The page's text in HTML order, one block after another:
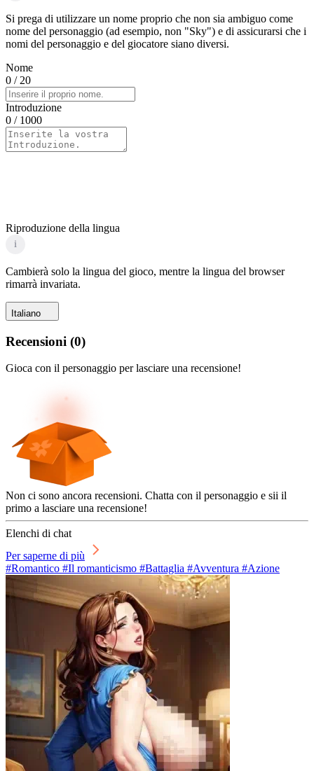
Si prega di utilizzare un nome proprio che non sia ambiguo come
nome del personaggio (ad esempio, non "Sky") e di assicurarsi che i
nomi del personaggio e del giocatore siano diversi.
Nome
0 / 20
Introduzione
0 / 1000
Riproduzione della lingua
i
Cambierà solo la lingua del gioco, mentre la lingua del browser
rimarrà invariata.
Italiano
Recensioni (0)
Gioca con il personaggio per lasciare una recensione!
Non ci sono ancora recensioni. Chatta con il personaggio e sii il
primo a lasciare una recensione!
Elenchi di chat
Per saperne di più
#Romantico #Il romanticismo #Battaglia #Avventura #Azione